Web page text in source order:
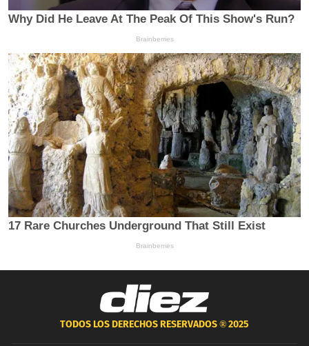
TODOS LOS DERECHOS RESERVADOS ®2025